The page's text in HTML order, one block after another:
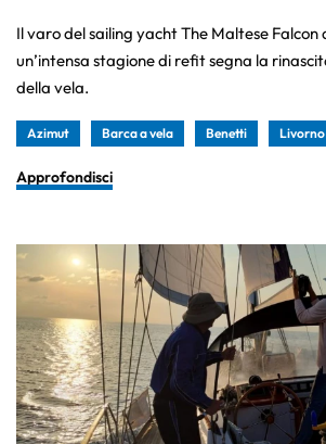
Il varo del sailing yacht The Maltese Falcon
un’intensa stagione di refit segna la
della vela.
Azimut Barca a vela Benetti Livorno
Approfondisci